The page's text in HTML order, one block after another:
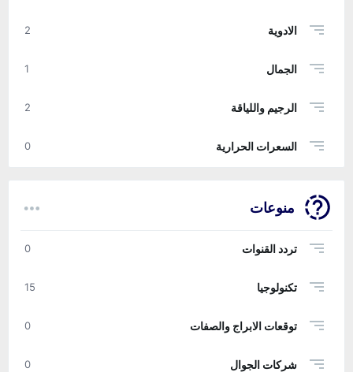
الادوية 2
الجمال 1
الرجيم واللياقة 2
السعرات الحرارية 0
منوعات
تردد القنوات 0
تكنولوجيا 15
توقعات الابراج والصفات 0
شركات الجوال 0